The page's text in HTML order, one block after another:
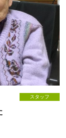
スタッフ